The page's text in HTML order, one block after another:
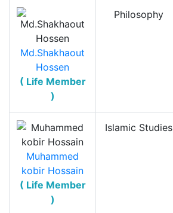
Md.Shakhaout
Hossen
( Life Member
)
Philosophy
Muhammed
kobir Hossain
( Life Member
)
Islamic Studies